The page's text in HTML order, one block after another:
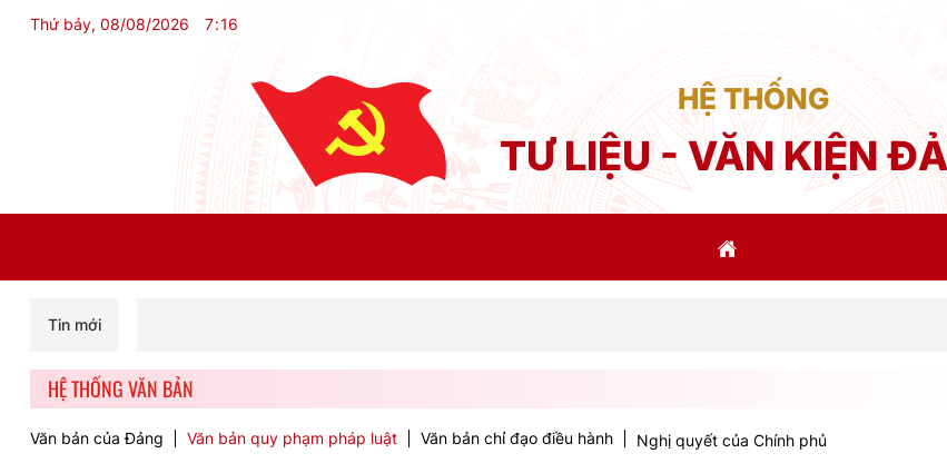
Thứ bảy, 08/08/2026 7:16
HỆ THỐNG
TƯ LIỆU - VĂN KIỆN
Tin mới
HỆ THỐNG VĂN BẢN
Văn bản của Đảng Văn bản quy phạm pháp luật Văn bản chỉ đạo điều hành Nghị quyết của Chính phủ